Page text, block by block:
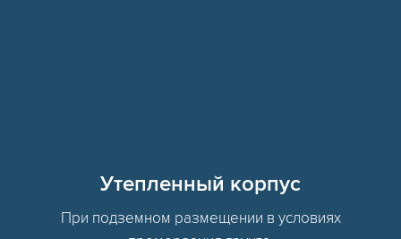
Утепленный корпус
При подземном размещении в условиях